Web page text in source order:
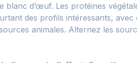
blanc d’œuf. Les protéines
des profils intéressants, avec
animales. Alternez les